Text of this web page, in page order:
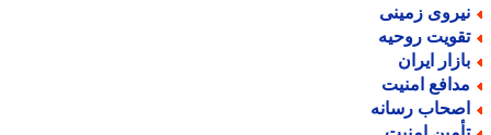
زمینی
روحیه
ایران
امنیت
رسانه